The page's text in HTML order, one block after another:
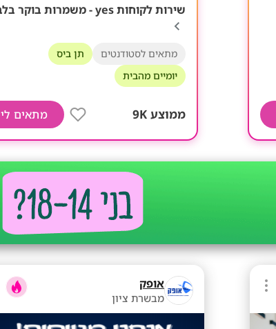
שירות לקוחות yes - משמרות בוקר בלבד!
מתאים לסטודנטים
תן ביס
יומיים מהבית
ממוצע 9K מתאים לי
אופק
מבשרת ציון